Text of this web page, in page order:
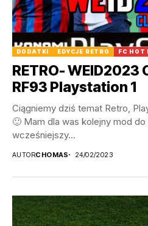
DODATKI EDYCJE RETRO FC HOT
RETRO- WEID2023
RF93 Playstation 1
Ciągniemy dziś temat Retro,
🙂 Mam dla was kolejny mod
wcześniejszy...
AUTORCHOMAS 24/02/2023